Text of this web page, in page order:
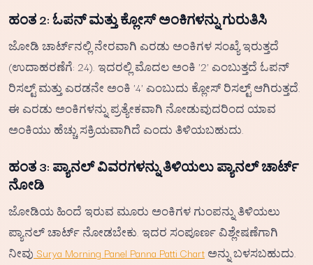
ಹಂತ 2: ಓಪನ್ ಮತ್ತು ಕ್ಲೋಸ್ ಅಂಕಿಗಳನ್ನು ಗುರುತಿಸಿ
ಜೋಡಿ ಚಾರ್ಟ್‌ನಲ್ಲಿ ನೇರವಾಗಿ ಎರಡು ಅಂಕಿಗಳ ಸಂಖ್ಯೆ ಇರುತ್ತದೆ
(ಉದಾಹರಣೆಗೆ: 24). ಇದರಲ್ಲಿ ಮೊದಲ ಅಂಕಿ '2' ಎಂಬುತ್ತದೆ ಓಪನ್
ರಿಸಲ್ಟ್ ಮತ್ತು ಎರಡನೇ ಅಂಕಿ '4' ಎಂಬುದು ಕ್ಲೋಸ್ ರಿಸಲ್ಟ್ ಆಗಿರುತ್ತದೆ.
ಈ ಎರಡು ಅಂಕಿಗಳನ್ನು ಪ್ರತ್ಯೇಕವಾಗಿ ನೋಡುವುದರಿಂದ ಯಾವ
ಅಂಕಿಯು ಹೆಚ್ಚು ಸಕ್ರಿಯವಾಗಿದೆ ಎಂದು ತಿಳಿಯಬಹುದು.
ಹಂತ 3: ಪ್ಯಾನಲ್ ವಿವರಗಳನ್ನು ತಿಳಿಯಲು ಪ್ಯಾನಲ್ ಚಾರ್ಟ್
ನೋಡಿ
ಜೋಡಿಯ ಹಿಂದೆ ಇರುವ ಮೂರು ಅಂಕಿಗಳ ಗುಂಪನ್ನು ತಿಳಿಯಲು
ಪ್ಯಾನಲ್ ಚಾರ್ಟ್ ನೋಡಬೇಕು. ಇದರ ಸಂಪೂರ್ಣ ವಿಶ್ಲೇಷಣೆಗಾಗಿ
ನೀವು Surya Morning Panel Panna Patti Chart ಅನ್ನು ಬಳಸಬಹುದು.